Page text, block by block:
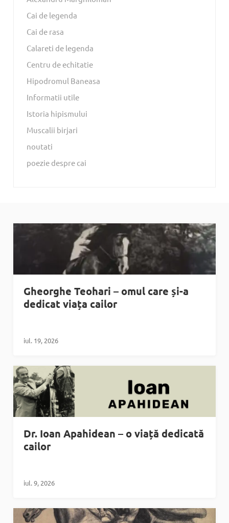
Cai de legenda
Cai de rasa
Calareti de legenda
Centru de echitatie
Hipodromul Baneasa
Informatii utile
Istoria hipismului
Muscalii birjari
noutati
poezie despre cai
Gheorghe Teohari – omul care și-a
dedicat viața cailor
iul. 19, 2026
Dr. Ioan Apahidean – o viață dedicată
cailor
iul. 9, 2026